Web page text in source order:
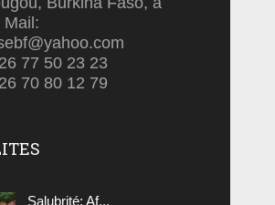
Mail:
77 50 23 23
70 80 12 79
Salubrité: Af...